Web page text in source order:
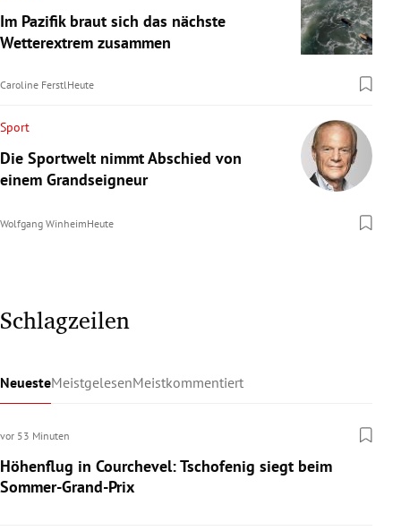
Im Pazifik braut sich das nächste
Wetterextrem zusammen
Caroline Ferstl Heute
Sport
Die Sportwelt nimmt Abschied von
einem Grandseigneur
Wolfgang WinheimHeute
Schlagzeilen
NeuesteMeistgelesenMeistkommentiert
vor 53 Minuten
Höhenflug in Courchevel: Tschofenig siegt beim
Sommer-Grand-Prix